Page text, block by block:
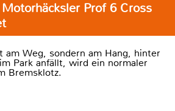
Prof 6 Cross
am Weg, sondern am Hang, hinter
Park anfällt, wird ein normaler
Bremsklotz.